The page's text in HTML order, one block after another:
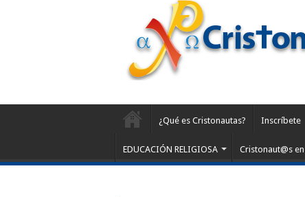
¿Qué es Cristonautas? Inscríbete
EDUCACIÓN RELIGIOSA Cristonaut@s